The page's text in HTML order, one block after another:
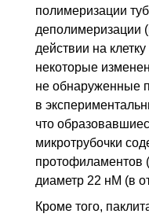
полимеризации
деполимеризации
действии на
некоторые
не обнаруженные
в
что
микротрубочки
протофиламентов
диаметр 22 нМ (в
Кроме того,